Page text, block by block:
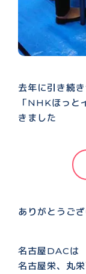
去年に引き続
「NHKほっと
きました
ありがとうござ
名古屋DACは
名古屋栄、丸